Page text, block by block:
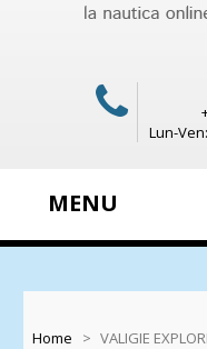
Lun-
MENU
Home > VALIGIE